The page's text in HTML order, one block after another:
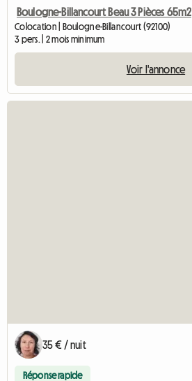
Boulogne-Billancourt Beau 3 Pièces 65m2
Colocation | Boulogne-Billancourt (92100)
3 pers. | 2 mois minimum
Voir l'annonce
35 € / nuit
Réponse rapide